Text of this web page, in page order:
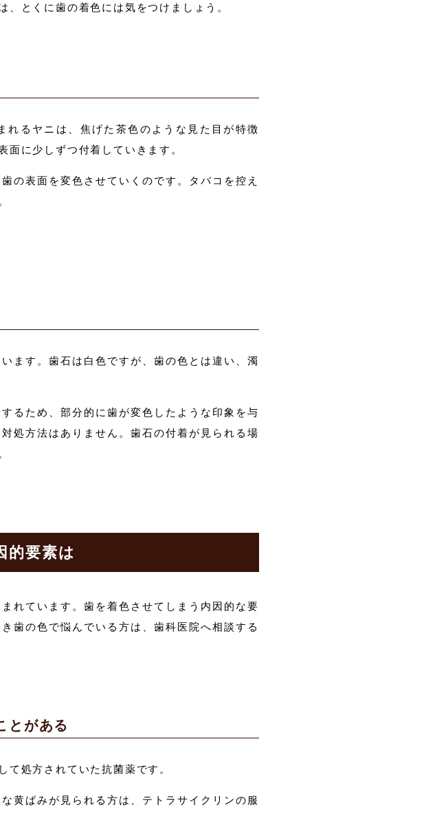
とくに歯の着色には気をつけましょう。
れるヤニは、焦げた茶色のような見た目が特徴
面に少しずつ付着していきます。
の表面を変色させていくのです。タバコを控え
ます。歯石は白色ですが、歯の色とは違い、濁
るため、部分的に歯が変色したような印象を与
処方法はありません。歯石の付着が見られる場
的要素は
れています。歯を着色させてしまう内因的な要
歯の色で悩んでいる方は、歯科医院へ相談する
とがある
て処方されていた抗菌薬です。
黄ばみが見られる方は、テトラサイクリンの服